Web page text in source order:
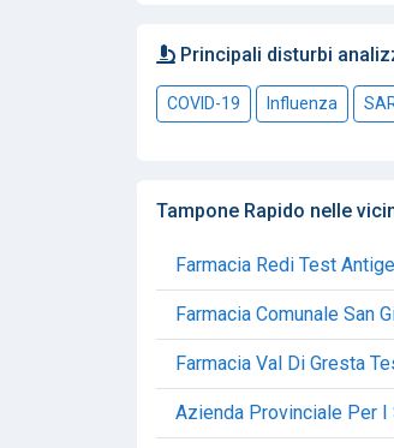
Principali disturbi
COVID-19 Influenza
Tampone Rapido nelle
Farmacia Redi Test
Farmacia Comunale San
Farmacia Val Di Gresta
Azienda Provinciale Per